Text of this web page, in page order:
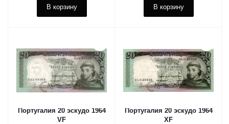
В корзину В корзину
Португалия 20 эскудо 1964
VF
Португалия 20 эскудо 1964
XF